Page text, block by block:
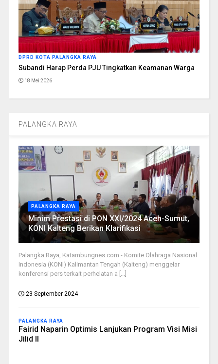
DPRD KOTA PALANGKA RAYA
Subandi Harap Perda PJU Tingkatkan Keamanan Warga
18 Mei 2026
PALANGKA RAYA
PALANGKA RAYA
Minim Prestasi di PON XXI/2024 Aceh-Sumut,
KONI Kalteng Berikan Klarifikasi
Palangka Raya, Katambungnes.com - Komite Olahraga Nasional
Indonesia (KONI) Kalimantan Tengah (Kalteng) menggelar
konferensi pers terkait perhelatan a [...]
23 September 2024
PALANGKA RAYA
Fairid Naparin Optimis Lanjukan Program Visi Misi
Jilid II